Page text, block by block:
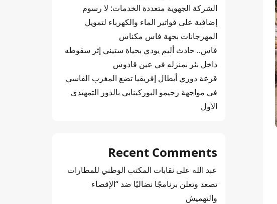
الشركة الجهوية متعددة الخدمات: لا رسوم
إضافية على فواتير الماء والكهرباء لتمويل
المهرجانات بجهة فاس مكناس
فاس.. حادث أليم يودي بحياة ستيني إثر سقوطه
داخل بئر بمنزله في عين قادوس
قرعة دوري أبطال إفريقيا تضع المغرب الفاسي
في مواجهة رحيمو البوركينابي بالدور التمهيدي
الأول
Recent Comments
عبد الله على نقابات المكتب الوطني للمطارات
تصعد وتعلن برنامجًا نضاليًا ضد “الإقصاء
والتهميش